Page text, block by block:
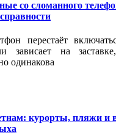
со сломанного
перестаёт
зависает на
одинакова
курорты, пляжи и